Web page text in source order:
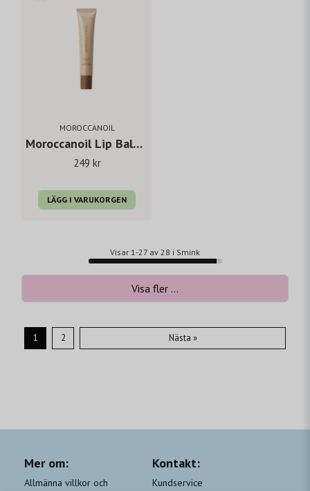
MOROCCANOIL
Moroccanoil Lip Balm Vanilla Date
249 kr
LÄGG I VARUKORGEN
Visar 1-27 av 28 i Smink
Visa fler ...
1 2 Nästa »
Mer om:
Allmänna villkor och
Kontakt:
Kundservice